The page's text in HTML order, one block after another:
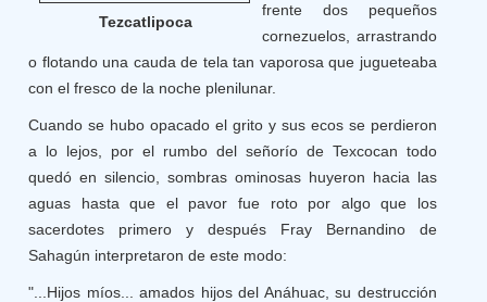
Tezcatlipoca
frente dos pequeños
cornezuelos, arrastrando
o flotando una cauda de tela tan vaporosa que jugueteaba
con el fresco de la noche plenilunar.
Cuando se hubo opacado el grito y sus ecos se perdieron
a lo lejos, por el rumbo del señorío de Texcocan todo
quedó en silencio, sombras ominosas huyeron hacia las
aguas hasta que el pavor fue roto por algo que los
sacerdotes primero y después Fray Bernandino de
Sahagún interpretaron de este modo:
"...Hijos míos... amados hijos del Anáhuac, su destrucción